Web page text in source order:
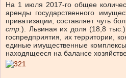
На 1 июля 2017-го общее
аренды государственного
приватизации, составляет чуть
стр.). Львиная их доля (18,8
госпредприятия, их территории,
единые имущественные
находящееся на балансе